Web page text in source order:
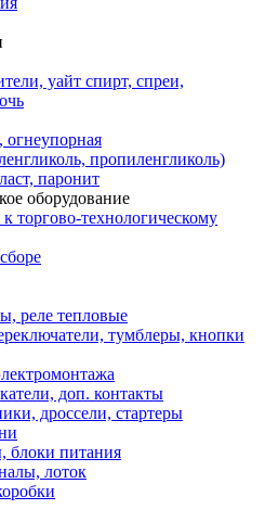
уайт спирт, спреи,
пропиленгликоль)
паронит
оборудование
торгово-технологическому
реле тепловые
тумблеры, кнопки
доп. контакты
дроссели, стартеры
блоки питания
лоток